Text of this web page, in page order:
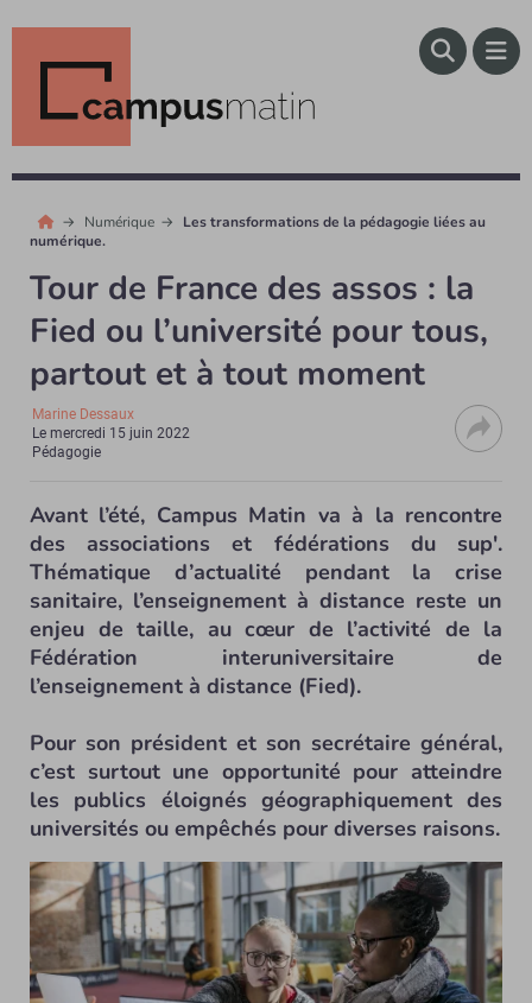
Numérique
Les transformations de la pédagogie liées au
numérique.
Tour de France des assos : la
Fied ou l’université pour tous,
partout et à tout moment
Marine Dessaux
Lemercredi 15 juin 2022
Pédagogie
Avant l’été, Campus Matin va à la rencontre
des associations et fédérations du sup'.
Thématique d’actualité pendant la crise
sanitaire, l’enseignement à distance reste un
enjeu de taille, au cœur de l’activité de la
Fédération interuniversitaire de
l’enseignement à distance (Fied).
Pour son président et son secrétaire général,
c’est surtout une opportunité pour atteindre
les publics éloignés géographiquement des
universités ou empêchés pour diverses raisons.